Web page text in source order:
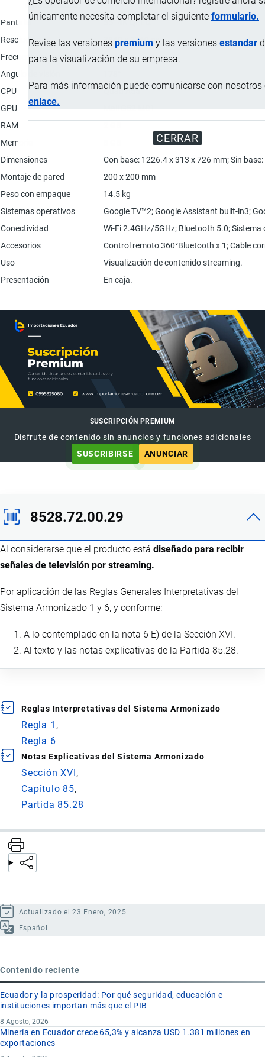
únicamente necesita completar el siguiente formulario.
Revise las versiones premium y las versiones estandar
para la visualización de su empresa.
Para más información puede comunicarse con nosotros
enlace.
CERRAR
Característica
Pantalla
55’’ 4K QLED.
Resolución
3840 x 2160 px
Frecuencia de actualización 60 Hz
Angulo de visión
CPU
Quad A55
GPU
RAM
Memoria
Dimensiones
Con base: 1226.4 x 313 x 726 mm; Sin
Montaje de pared
200 x 200 mm
Peso con empaque
14.5 kg
Sistemas operativos
Google TV™2; Google Assistant built-in3;
Conectividad
Wi-Fi 2.4GHz/5GHz; Bluetooth 5.0;
Accesorios
Control remoto 360°Bluetooth x 1; Cable
Uso
Visualización de contenido streaming.
Presentación
En caja.
SUSCRIPCIÓN PREMIUM
Disfrute de contenido sin anuncios y funciones adicionales
SUSCRIBIRSE
ANUNCIAR
8528.72.00.29
Al considerarse que el producto está diseñado para recibir
señales de televisión por streaming.
Por aplicación de las Reglas Generales Interpretativas del
Sistema Armonizado 1 y 6, y conforme:
A lo contemplado en la nota 6 E) de la Sección XVI.
Al texto y las notas explicativas de la Partida 85.28.
Reglas Interpretativas del Sistema Armonizado
Regla 1
Regla 6
Notas Explicativas del Sistema Armonizado
Sección XVI
Capítulo 85
Partida 85.28
Actualizado el 23 Enero, 2025
Español
Contenido reciente
Ecuador y la prosperidad: Por qué seguridad, educación e
instituciones importan más que el PIB
8 Agosto, 2026
Minería en Ecuador crece 65,3% y alcanza USD 1.381 millones en
exportaciones